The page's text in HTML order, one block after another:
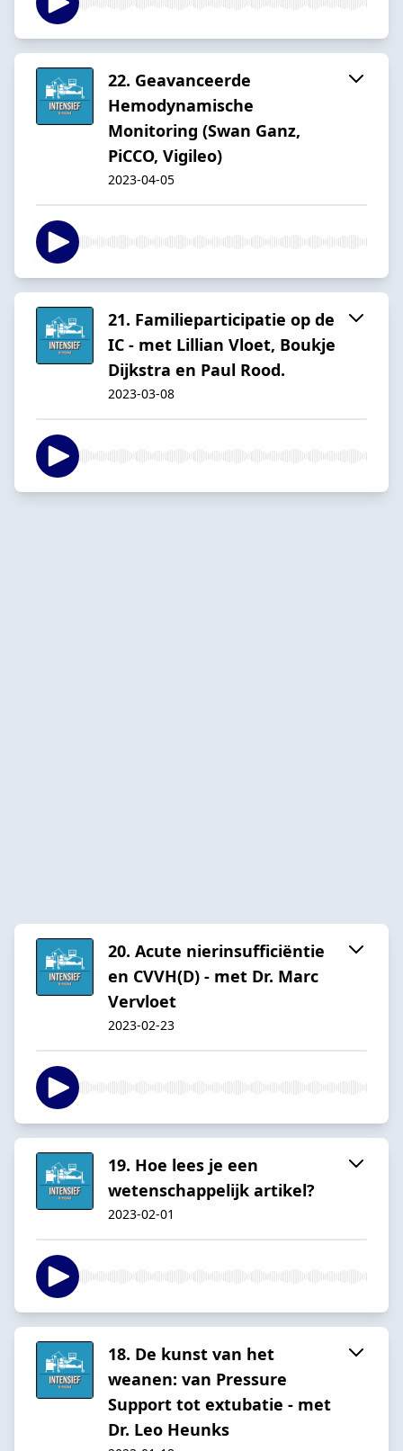
22. Geavanceerde
Hemodynamische
Monitoring (Swan Ganz,
PiCCO, Vigileo)
2023-04-05
21. Familieparticipatie op de
IC - met Lillian Vloet, Boukje
Dijkstra en Paul Rood.
2023-03-08
20. Acute nierinsufficiëntie
en CVVH(D) - met Dr. Marc
Vervloet
2023-02-23
19. Hoe lees je een
wetenschappelijk artikel?
2023-02-01
18. De kunst van het
weanen: van Pressure
Support tot extubatie - met
Dr. Leo Heunks